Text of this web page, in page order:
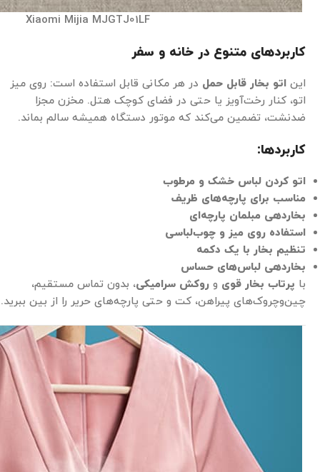
Xiaomi Mijia MJGTJ01LF
کاربردهای متنوع در خانه و سفر
این اتو بخار قابل حمل در هر مکانی قابل استفاده است: روی میز
اتو، کنار رخت‌آویز یا حتی در فضای کوچک هتل. مخزن مجزا
ضدنشت، تضمین می‌کند که موتور دستگاه همیشه سالم بماند.
کاربردها:
اتو کردن لباس خشک و مرطوب
مناسب برای پارچه‌های ظریف
بخاردهی مبلمان پارچه‌ای
استفاده روی میز و چوب‌لباسی
تنظیم بخار با یک دکمه
بخاردهی لباس‌های حساس
با پرتاب بخار قوی و روکش سرامیکی، بدون تماس مستقیم،
چین‌وچروک‌های پیراهن، کت و حتی پارچه‌های حریر را از بین ببرید.